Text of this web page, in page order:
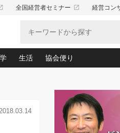
全国経営者セミナー launch 経営コン
願いしたいと思われる 気配りの達
学に学ぶ 不況は会社守成の好機(38)
代の「社長の人間力の磨き方」(86)
生活
おのころ心平の ──社長のた
(50)
デジタルＡＶを味方に！新・
協会便り
「愛読者通信」著者
ビジネス見聞録 経